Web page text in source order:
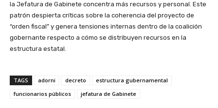
la Jefatura de Gabinete concentra más recursos y personal. Este
patrón despierta críticas sobre la coherencia del proyecto de
“orden fiscal” y genera tensiones internas dentro de la coalición
gobernante respecto a cómo se distribuyen recursos en la
estructura estatal.
TAGS adorni decreto
estructura gubernamental
funcionarios públicos
jefatura de Gabinete